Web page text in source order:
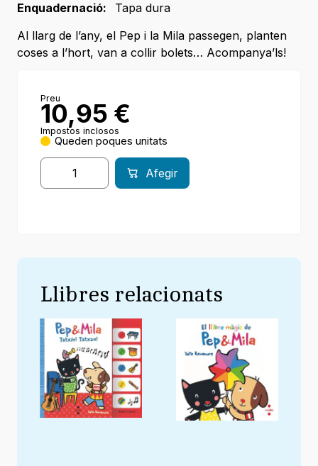
Enquadernació:
Tapa dura
Al llarg de l’any, el Pep i la Mila passegen, planten
coses a l’hort, van a collir bolets… Acompanya’ls!
Preu
10,95 €
Impostos inclosos
Queden poques unitats
Afegir
Llibres relacionats